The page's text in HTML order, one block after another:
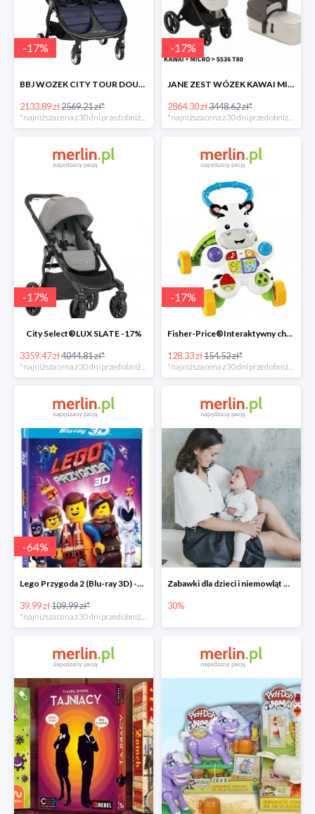
-17%
BBJ WOZEK CITY TOUR DOUBLE SEACREST -17%
2133.89 zł2569.21 zł*
-17%
JANE ZEST WÓZEK KAWAI MICRO -17%
2864.30 zł3448.62 zł*
-17%
City Select®LUX SLATE -17%
3359.47 zł4044.81 zł*
*najniższa cena z 30 dni przed obniżką
-17%
Fisher-Price®Interaktywny chodzik Zebra -17%
128.33 zł154.52 zł*
*najniższa cena z 30 dni przed obniżką
-64%
Lego Przygoda 2 (Blu-ray 3D) -64%
39.99 zł109.99 zł*
Zabawki dla dzieci i niemowląt w Merlin.pl do -30%
30%